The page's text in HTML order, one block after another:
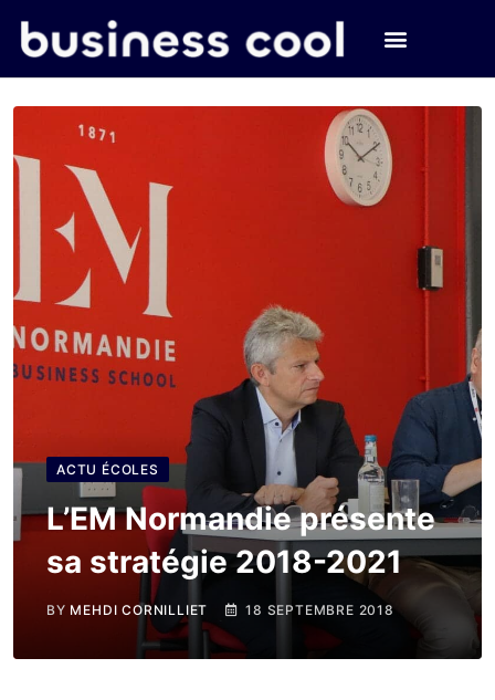
ACTU ÉCOLES
L’EM Normandie présente
sa stratégie 2018-2021
BY MEHDI CORNILLIET 18 SEPTEMBRE 2018